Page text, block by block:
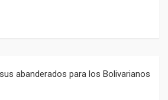
abanderados para los Bolivarianos